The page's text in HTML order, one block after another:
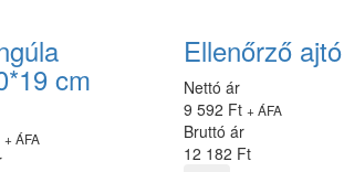
cm
+ ÁFA
Ellenőrző ajtó
Nettó ár
9 592 Ft + ÁFA
Bruttó ár
12 182 Ft